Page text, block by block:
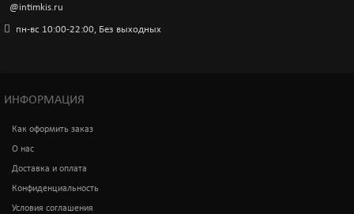
@intimkis.ru
пн-вс 10:00-22:00, Без выходных
ИНФОРМАЦИЯ
Как оформить заказ
О нас
Доставка и оплата
Конфиденциальность
Условия соглашения